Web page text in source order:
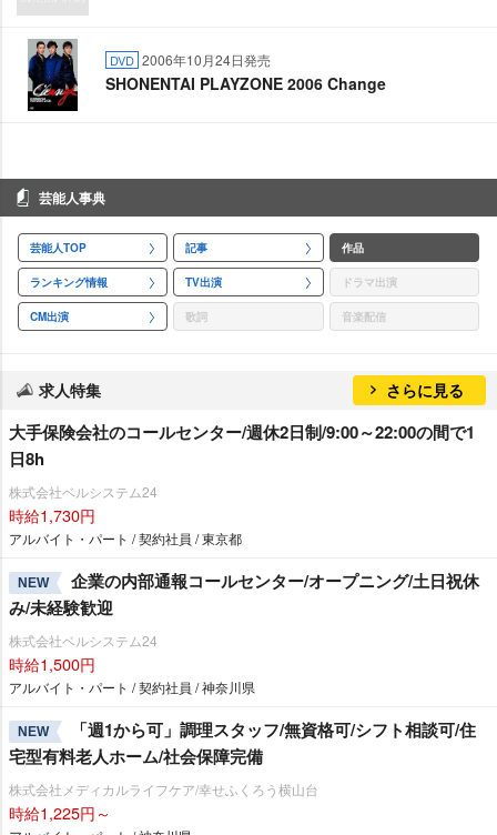
DVD 2006年10月24日発売
SHONENTAI PLAYZONE 2006 Change
芸能人事典
芸能人TOP 記事 作品
ランキング情報 TV出演 ドラマ出演
CM出演 歌詞 音楽配信
求人特集 さらに見る
大手保険会社のコールセンター/週休2日制/9:00～22:00の間で1
日8h
株式会社ベルシステム24
時給1,730円
アルバイト・パート / 契約社員 / 東京都
NEW
企業の内部通報コールセンター/オープニング/土日祝休
み/未経験歓迎
株式会社ベルシステム24
時給1,500円
アルバイト・パート / 契約社員 / 神奈川県
NEW
「週1から可」調理スタッフ/無資格可/シフト相談可/住
宅型有料老人ホーム/社会保障完備
株式会社メディカルライフケア/幸せふくろう横山台
時給1,225円～